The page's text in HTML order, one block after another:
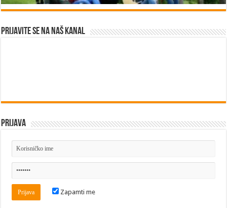
Prijavite se na naš kanal
Prijava
Zapamti me